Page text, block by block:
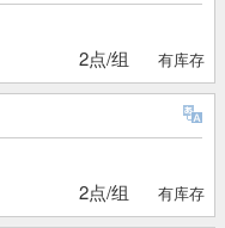
2点/组 有库存
2点/组 有库存